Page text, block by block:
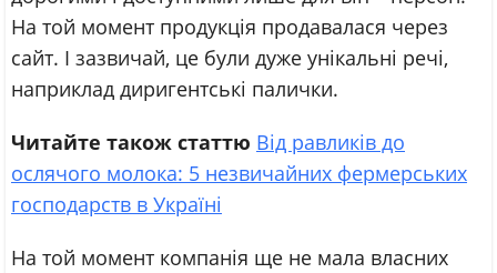
На той момент продукція продавалася через
сайт. І зазвичай, це були дуже унікальні речі,
наприклад диригентські палички.
Читайте також статтю Від равликів до
ослячого молока: 5 незвичайних фермерських
господарств в Україні
На той момент компанія ще не мала власних